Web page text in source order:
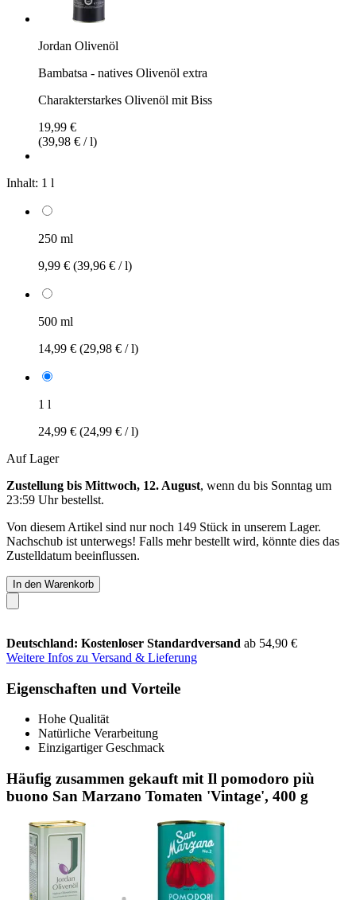
Jordan Olivenöl
Bambatsa - natives Olivenöl extra
Charakterstarkes Olivenöl mit Biss
19,99 €
(39,98 € / l)
Inhalt: 1 l
250 ml
9,99 € (39,96 € / l)
500 ml
14,99 € (29,98 € / l)
1 l
24,99 € (24,99 € / l)
Auf Lager
Zustellung bis Mittwoch, 12. August, wenn du bis Sonntag um
23:59 Uhrbestellst.
Von diesem Artikel sind nur noch 149 Stück in unserem Lager.
Nachschub ist unterwegs! Falls mehr bestellt wird, könnte dies das
Zustelldatum beeinflussen.
In den Warenkorb
Deutschland: Kostenloser Standardversand ab 54,90 €
Weitere Infos zu Versand & Lieferung
Eigenschaften und Vorteile
Hohe Qualität
Natürliche Verarbeitung
Einzigartiger Geschmack
Häufig zusammen gekauft mit Il pomodoro più
buono San Marzano Tomaten 'Vintage', 400 g